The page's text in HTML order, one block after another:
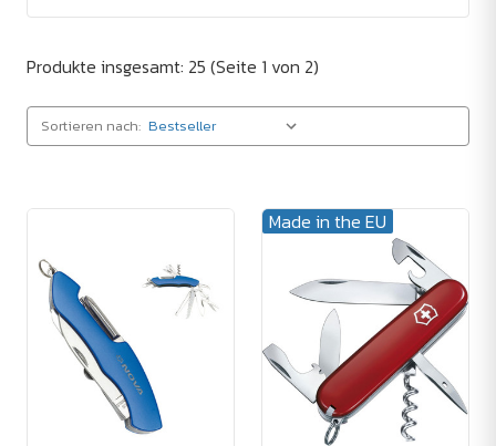
Produkte insgesamt: 25 (Seite 1 von 2)
Sortieren nach:
Made in the EU